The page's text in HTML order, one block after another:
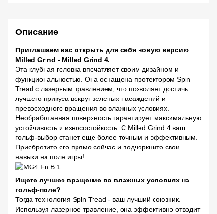
Описание
Приглашаем вас открыть для себя новую версию
Milled Grind - Milled Grind 4.
Эта клубная головка впечатляет своим дизайном и
функциональностью. Она оснащена протектором Spin
Tread с лазерным травлением, что позволяет достичь
лучшего прикуса вокруг зеленых насаждений и
превосходного вращения во влажных условиях.
Необработанная поверхность гарантирует максимальную
устойчивость и износостойкость. С Milled Grind 4 ваш
гольф-выбор станет еще более точным и эффективным.
Приобретите его прямо сейчас и подчеркните свои
навыки на поле игры!
Ищете лучшее вращение во влажных условиях на
гольф-поле?
Тогда технология Spin Tread - ваш лучший союзник.
Используя лазерное травление, она эффективно отводит